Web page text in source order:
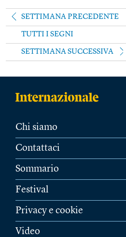
SETTIMANA PRECEDENTE
TUTTI I SEGNI
SETTIMANA SUCCESSIVA
Chi siamo
Contattaci
Sommario
Festival
Privacy e cookie
Video